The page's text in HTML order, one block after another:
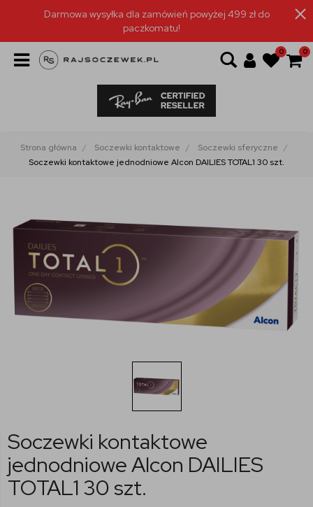
Darmowa wysyłka dla zamówień powyżej 499 zł do
paczkomatu!
0 0
Strona główna Soczewki kontaktowe
Soczewki sferyczne
Soczewki kontaktowe jednodniowe Alcon DAILIES TOTAL1 30 szt.
Soczewki kontaktowe
jednodniowe Alcon DAILIES
TOTAL1 30 szt.